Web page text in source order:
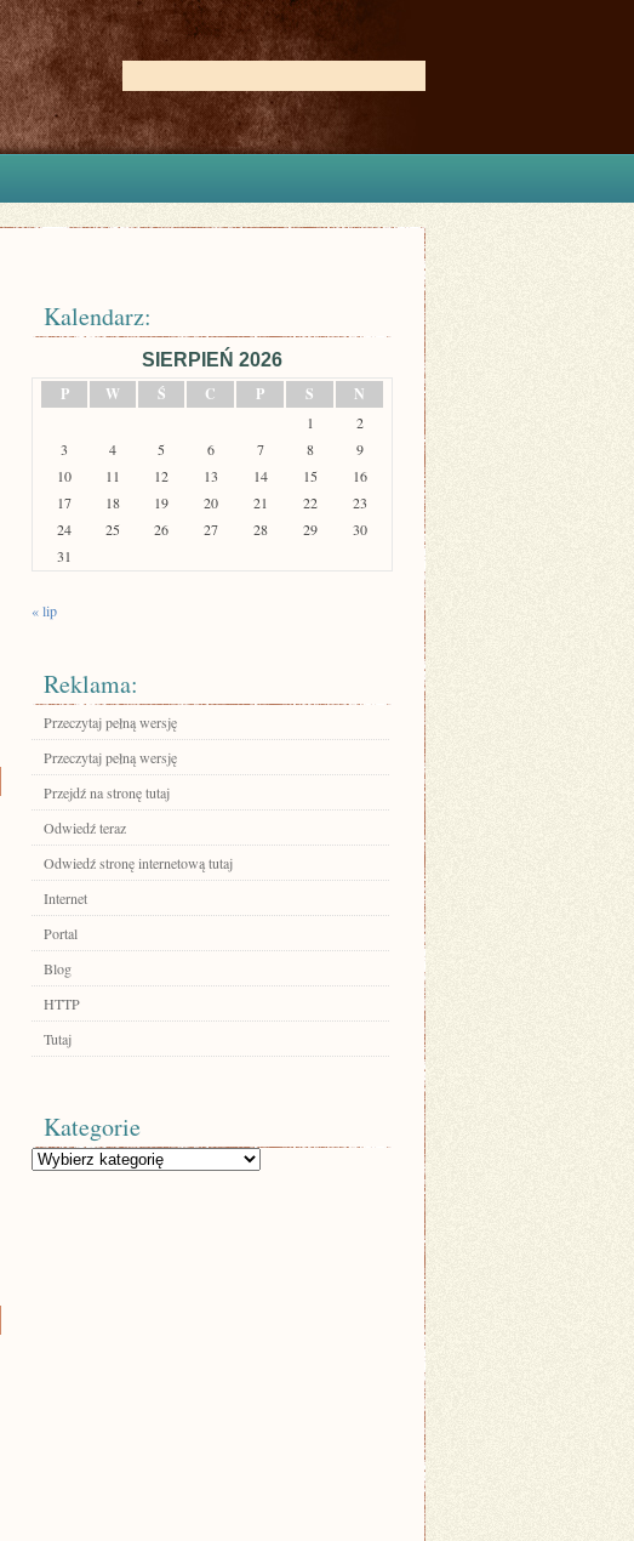
Kalendarz:
SIERPIEŃ 2026
P
W Ś C P S N
1
2
3
4 5 6 7 8
9
10
11 12 13 14 15
16
17
18 19 20 21 22
23
24
25 26 27 28 29
30
31
« lip
Reklama:
Przeczytaj pełną wersję
Przeczytaj pełną wersję
Przejdź na stronę tutaj
Odwiedź teraz
Odwiedź stronę internetową tutaj
Internet
Portal
Blog
HTTP
Tutaj
Kategorie
Kategorie